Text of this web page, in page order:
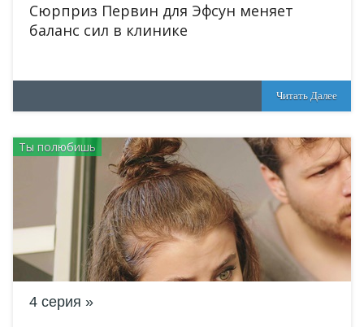
Сюрприз Первин для Эфсун меняет
баланс сил в клинике
Читать Далее
Ты полюбишь
4 серия